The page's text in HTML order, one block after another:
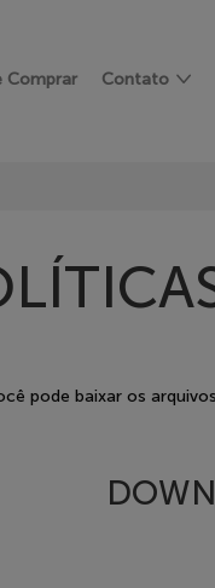
Comprar Contato
pode baixar os